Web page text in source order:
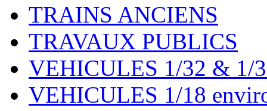
TRAINS ANCIENS
TRAVAUX PUBLICS
VEHICULES 1/32 & 1/
VEHICULES 1/18